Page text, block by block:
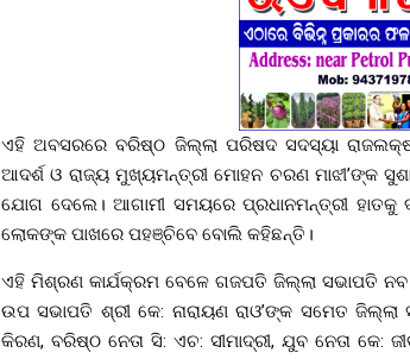
ଏହି ଅବସରରେ ବରିଷ୍ଠ ଜିଲ୍ଲା ପରିଷଦ ସଦସ୍ୟା
ଆଦର୍ଶ ଓ ରାଜ୍ୟ ମୁଖ୍ୟମନ୍ତ୍ରୀ ମୋହନ ଚରଣ ମାଝୀ’ଙ୍କ
ଯୋଗ ଦେଲେ। ଆଗାମୀ ସମୟରେ ପ୍ରଧାନମନ୍ତ୍ରୀ ହାତକୁ
ଲୋକଙ୍କ ପାଖରେ ପହଞ୍ଚିବେ ବୋଲି କହିଛନ୍ତି।
ଏହି ମିଶ୍ରଣ କାର୍ଯକ୍ରମ ବେଳେ ଗଜପତି ଜିଲ୍ଲା ସଭାପତି
ଉପ ସଭାପତି ଶ୍ରୀ କେ: ନାରାୟଣ ରାଓ’ଙ୍କ ସମେତ ଜିଲ୍ଲା
କିରଣ, ବରିଷ୍ଠ ନେତା ସି: ଏଚ: ସୀମାଦ୍ରୀ, ଯୁବ ନେତା କେ: